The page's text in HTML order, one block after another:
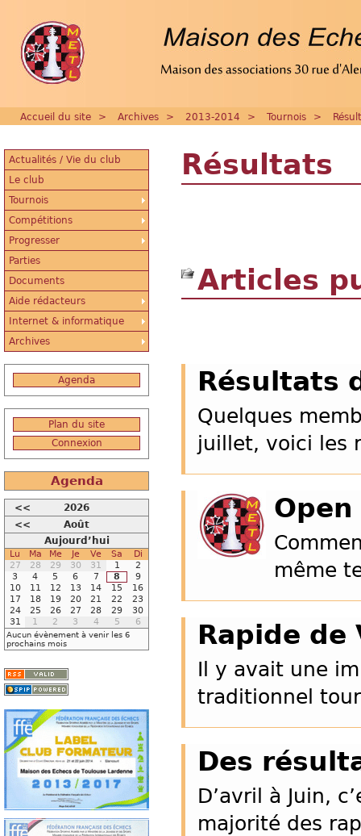
Accueil du site > Archives > 2013-2014 > Tournois >
Résultats
Articles
Résultats
Quelques
juillet, voici les
même
Rapide de
Il y avait une
traditionnel
Des
D’avril à Juin,
majorité des
Actualités / Vie du club
Le club
Tournois
Compétitions
Progresser
Parties
Documents
Aide rédacteurs
Internet & informatique
Archives
Agenda
Plan du site
Connexion
Agenda
<<
2026
<<
Août
Aujourd’hui
Lu Ma Me Je Ve Sa
Di
27
28 29 30 31 1
2
3
4 5 6 7 8
9
10
11 12 13 14 15
16
17
18 19 20 21 22
23
24
25 26 27 28 29
30
31
1 2 3 4 5 6
Aucun évènement à venir les 6
prochains mois